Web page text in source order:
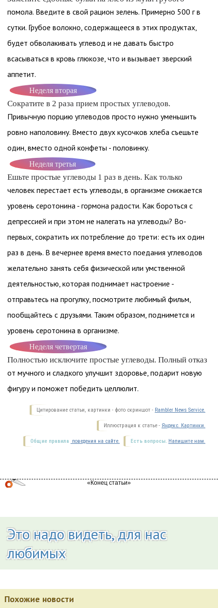
помола. Введите в свой рацион зелень. Примерно 500 г в
сутки. Грубое волокно, содержащееся в этих продуктах,
будет обволакивать углевод и не давать быстро
всасываться в кровь глюкозе, что и вызывает зверский
аппетит.
Неделя вторая
Сократите в 2 раза прием простых углеводов.
Привычную порцию углеводов просто нужно уменьшить
ровно наполовину. Вместо двух кусочков хлеба съешьте
один, вместо одной конфеты - половинку.
Неделя третья
Ешьте простые углеводы 1 раз в день. Как только
человек перестает есть углеводы, в организме снижается
уровень серотонина - гормона радости. Как бороться с
депрессией и при этом не налегать на углеводы? Во-
первых, сократить их потребление до трети: есть их один
раз в день. В вечернее время вместо поедания углеводов
желательно занять себя физической или умственной
деятельностью, которая поднимает настроение -
отправьтесь на прогулку, посмотрите любимый фильм,
пообщайтесь с друзьями. Таким образом, поднимется и
уровень серотонина в организме.
Неделя четвертая
Полностью исключите простые углеводы. Полный отказ
от мучного и сладкого улучшит здоровье, подарит новую
фигуру и поможет победить целлюлит.
Цитирование статьи, картинки - фото скриншот - Rambler News Service.
Иллюстрация к статье - Яндекс. Картинки.
Есть вопросы. Напишите нам.
Общие правила поведения на сайте.
Это надо видеть, для нас
любимых
Похожие новости